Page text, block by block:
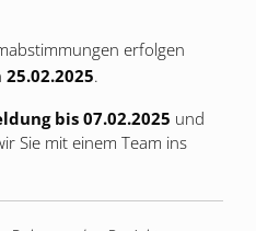
erfolgen
.
bis 07.02.2025 und
Sie mit einem Team ins